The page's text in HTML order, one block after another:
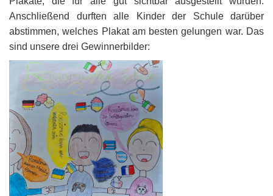
Anschließend durften alle Kinder der Schule darüber
abstimmen, welches Plakat am besten gelungen war. Das
sind unsere drei Gewinnerbilder: